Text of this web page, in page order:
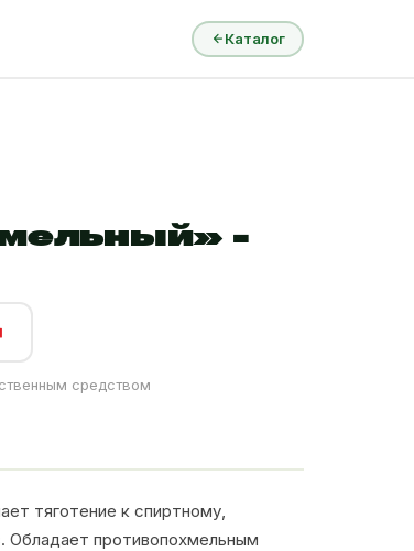
Каталог
-
средством
тяготение к спиртному,
Обладает противопохмельным